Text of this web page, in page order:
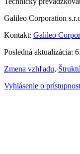
Galileo Corporation
Kontakt: Galileo
Posledná aktualizácia:
Zmena vzhľadu,
Vyhlásenie o